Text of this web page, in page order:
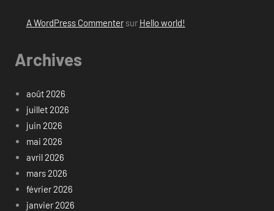
A WordPress Commentersur Hello world!
Archives
août 2026
juillet 2026
juin 2026
mai 2026
avril 2026
mars 2026
février 2026
janvier 2026